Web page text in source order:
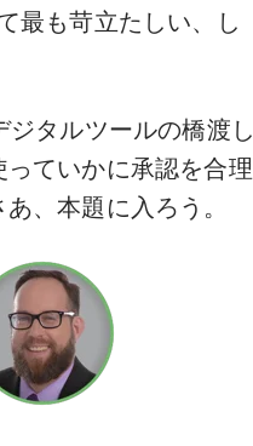
最も苛立たしい、し
タルツールの橋渡し
ていかに承認を合理
、本題に入ろう。